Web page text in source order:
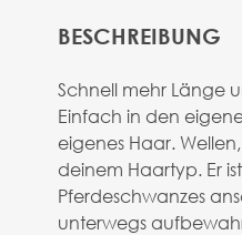
BESCHREIBUNG
Schnell mehr Länge
Einfach in den
eigenes Haar.
deinem Haartyp. Er
Pferdeschwanzes
unterwegs